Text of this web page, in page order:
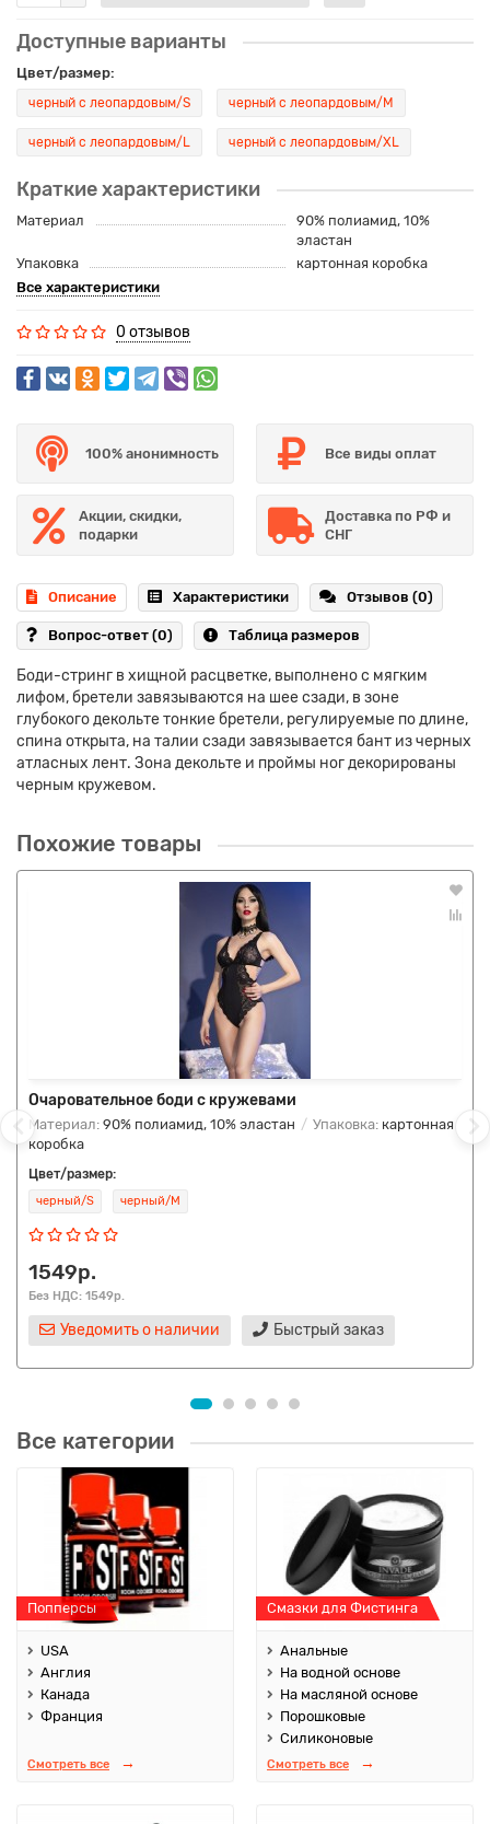
Доступные варианты
Цвет/размер:
черный с леопардовым/S черный с леопардовым/M
черный с леопардовым/L черный с леопардовым/XL
Краткие характеристики
Материал
90% полиамид, 10%
эластан
Упаковка
картонная коробка
Все характеристики
0 отзывов
100% анонимность Все виды оплат
Акции, скидки,
подарки
Доставка по РФ и
СНГ
Описание Характеристики Отзывов (0)
Вопрос-ответ (0) Таблица размеров
Боди-стринг в хищной расцветке, выполнено с мягким
лифом, бретели завязываются на шее сзади, в зоне
глубокого декольте тонкие бретели, регулируемые по длине,
спина открыта, на талии сзади завязывается бант из черных
атласных лент. Зона декольте и проймы ног декорированы
черным кружевом.
Похожие товары
Очаровательное боди с кружевами
Материал: 90% полиамид, 10% эластан Упаковка: картонная
коробка
Цвет/размер:
черный/S черный/M
1549р.
Без НДС: 1549р.
Уведомить о наличии Быстрый заказ
Все категории
Попперсы
USA
Англия
Канада
Франция
Смотреть все
Смазки для Фистинга
Анальные
На водной основе
На масляной основе
Порошковые
Силиконовые
Смотреть все